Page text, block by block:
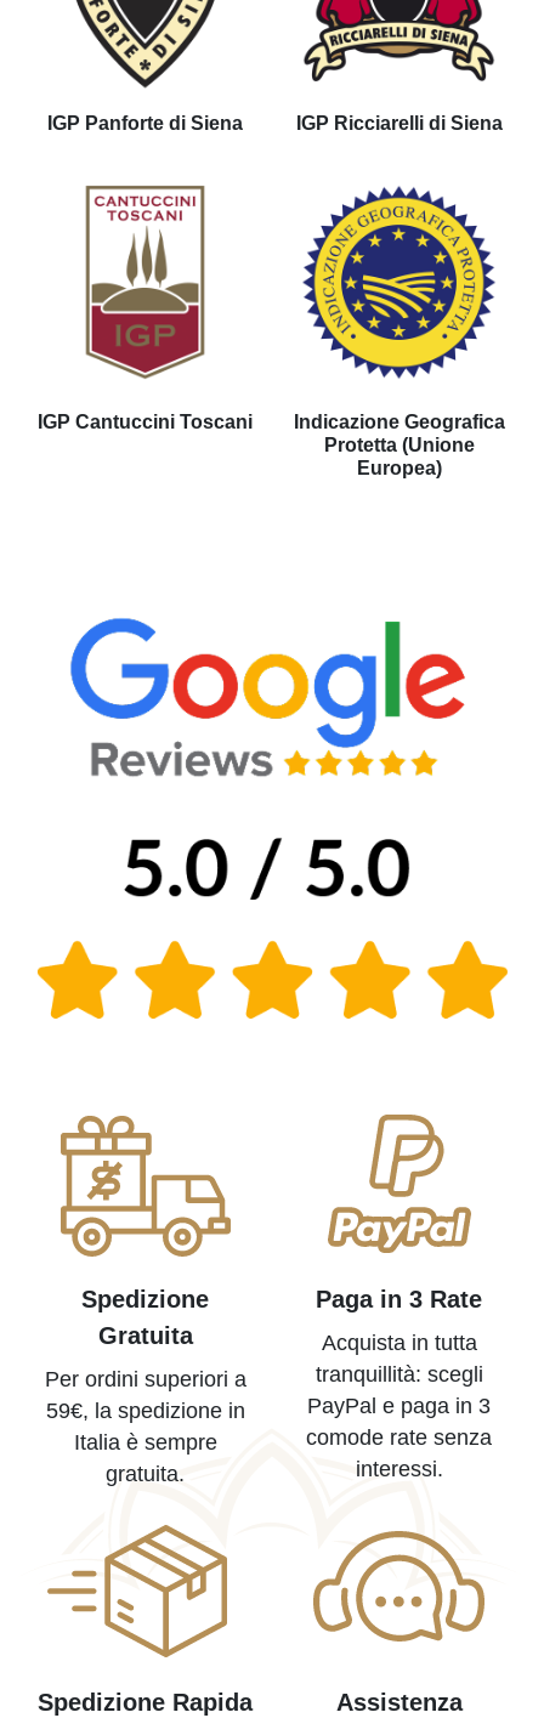
IGP Panforte di Siena IGP Ricciarelli di Siena
IGP Cantuccini Toscani
Indicazione Geografica
Protetta (Unione
Europea)
Spedizione
Gratuita
Per ordini superiori a
59€, la spedizione in
Italia è sempre
gratuita.
Paga in 3 Rate
Acquista in tutta
tranquillità: scegli
PayPal e paga in 3
comode rate senza
interessi.
Spedizione Rapida
Assistenza